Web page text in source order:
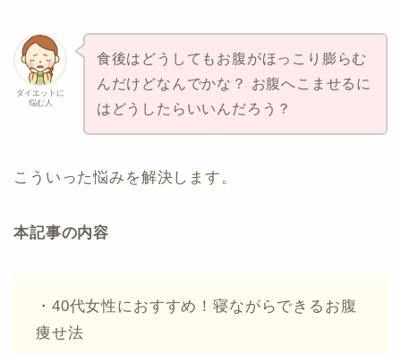
ダイエットに
悩む人
食後はどうしてもお腹がほっこり膨らむ
んだけどなんでかな？ お腹へこませるに
はどうしたらいいんだろう？
こういった悩みを解決します。
本記事の内容
・40代女性におすすめ！寝ながらできるお腹
痩せ法